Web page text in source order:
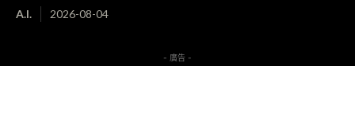
A.I. 2026-08-04
- 廣告 -